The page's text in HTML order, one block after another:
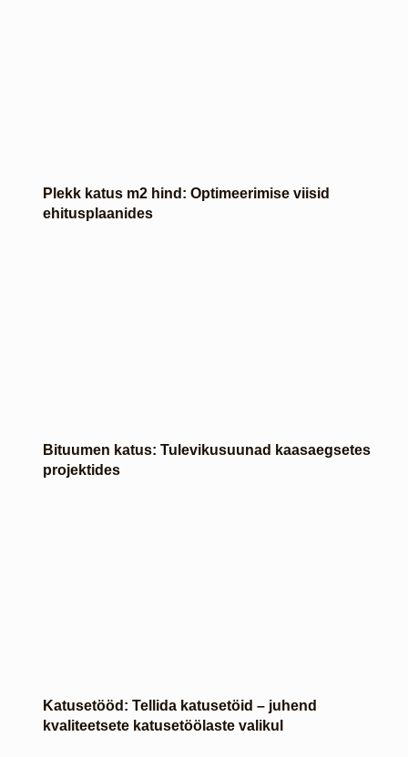
Plekk katus m2 hind: Optimeerimise viisid
ehitusplaanides
Bituumen katus: Tulevikusuunad kaasaegsetes
projektides
Katusetööd: Tellida katusetöid – juhend
kvaliteetsete katusetöölaste valikul